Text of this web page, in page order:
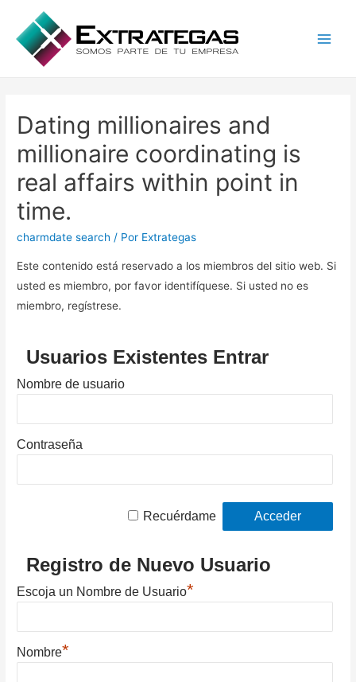
Dating millionaires and
millionaire coordinating is
real affairs within point in
time.
charmdate search / Por Extrategas
Este contenido está reservado a los miembros del sitio web. Si
usted es miembro, por favor identifíquese. Si usted no es
miembro, regístrese.
Usuarios Existentes Entrar
Nombre de usuario
Contraseña
Recuérdame
Registro de Nuevo Usuario
Escoja un Nombre de Usuario*
Nombre*